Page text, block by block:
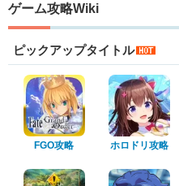
ゲーム攻略Wiki
ピックアップタイトル
FGO攻略 ホロドリ攻略